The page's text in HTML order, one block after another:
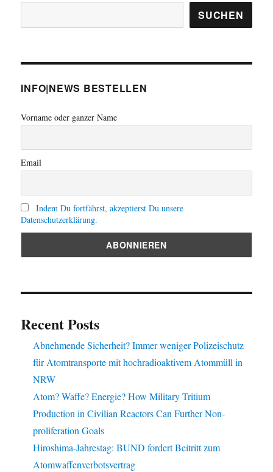
SUCHEN
INFO|NEWS BESTELLEN
Vorname oder ganzer Name
Email
Indem Du fortfährst, akzeptierst Du unsere
Datenschutzerklärung.
Recent Posts
Abnehmende Sicherheit? Immer weniger Polizeischutz
für Atomtransporte mit hochradioaktivem Atommüll in
NRW
Atom? Waffe? Energie? How Military Tritium
Production in Civilian Reactors Can Further Non-
proliferation Goals
Hiroshima-Jahrestag: BUND fordert Beitritt zum
Atomwaffenverbotsvertrag